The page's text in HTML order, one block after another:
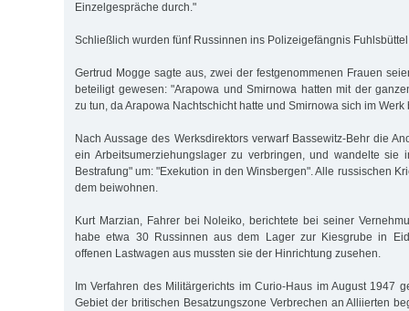
Einzelgespräche durch."
Schließlich wurden fünf Russinnen ins Polizeigefängnis
Gertrud Mogge sagte aus, zwei der festgenommenen Frauen
beteiligt gewesen: "Arapowa und Smirnowa hatten mit der
zu tun, da Arapowa Nachtschicht hatte und Smirnowa sich im Werk
Nach Aussage des Werksdirektors verwarf Bassewitz-Behr die
ein Arbeitsumerziehungslager zu verbringen, und wandelte sie
Bestrafung" um: "Exekution in den Winsbergen". Alle russischen
dem beiwohnen.
Kurt Marzian, Fahrer bei Noleiko, berichtete bei seiner
habe etwa 30 Russinnen aus dem Lager zur Kiesgrube in
offenen Lastwagen aus mussten sie der Hinrichtung zusehen.
Im Verfahren des Militärgerichts im Curio-Haus im August 1947
Gebiet der britischen Besatzungszone Verbrechen an Alliierten